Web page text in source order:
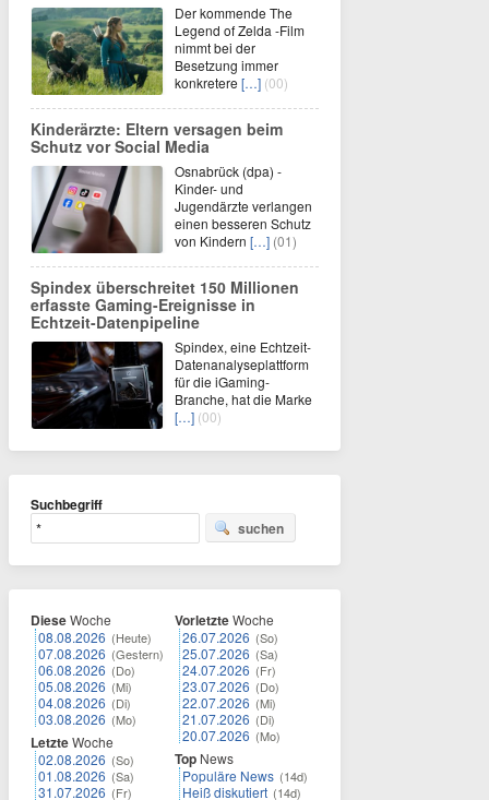
Der kommende The
Legend of Zelda -Film
nimmt bei der
Besetzung immer
konkretere […] (00)
Kinderärzte: Eltern versagen beim
Schutz vor Social Media
Osnabrück (dpa) -
Kinder- und
Jugendärzte verlangen
einen besseren Schutz
von Kindern […] (01)
Spindex überschreitet 150 Millionen
erfasste Gaming-Ereignisse in
Echtzeit-Datenpipeline
Spindex, eine Echtzeit-
Datenanalyseplattform
für die iGaming-
Branche, hat die Marke
[…] (00)
Suchbegriff
suchen
DieseWoche
08.08.2026 (Heute)
07.08.2026 (Gestern)
06.08.2026 (Do)
05.08.2026 (Mi)
04.08.2026 (Di)
03.08.2026 (Mo)
LetzteWoche
02.08.2026 (So)
01.08.2026 (Sa)
31.07.2026 (Fr)
VorletzteWoche
26.07.2026 (So)
25.07.2026 (Sa)
24.07.2026 (Fr)
23.07.2026 (Do)
22.07.2026 (Mi)
21.07.2026 (Di)
20.07.2026 (Mo)
Top News
Populäre News (14d)
Heiß diskutiert (14d)